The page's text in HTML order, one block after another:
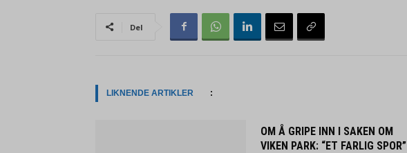
Del
LIKNENDE ARTIKLER :
OM Å GRIPE INN I SAKEN OM
VIKEN PARK: “ET FARLIG SPOR”